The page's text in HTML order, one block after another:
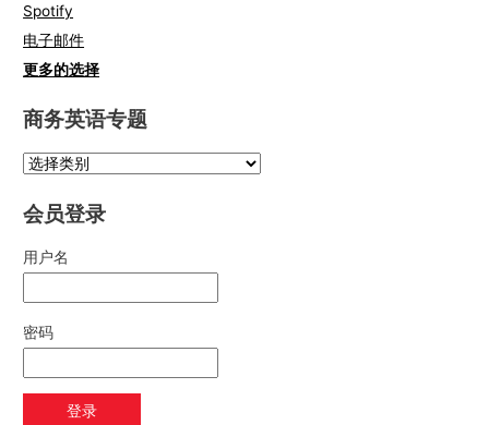
Spotify
电子邮件
更多的选择
商务英语专题
会员登录
用户名
密码